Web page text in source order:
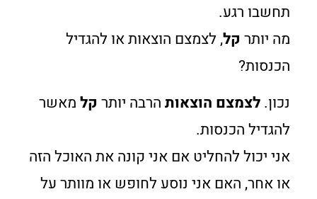
תחשבו רגע.
מה יותר קל, לצמצם הוצאות או להגדיל
הכנסות?
נכון.לצמצם הוצאותהרבה יותר קלמאשר
להגדיל הכנסות.
אני יכול להחליט אם אני קונה את האוכל הזה
או אחר, האם אני נוסע לחופש או מוותר על